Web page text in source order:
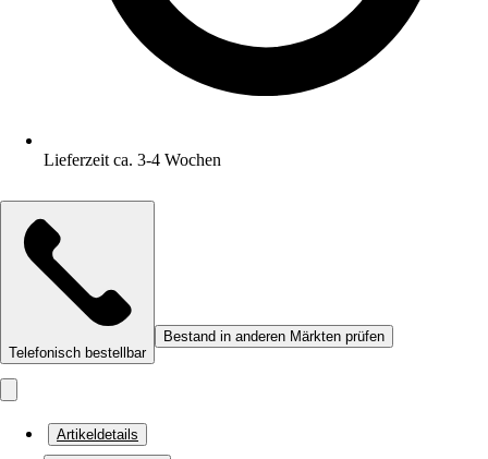
Lieferzeit ca. 3-4 Wochen
Telefonisch bestellbar
Bestand in anderen Märkten prüfen
Artikeldetails